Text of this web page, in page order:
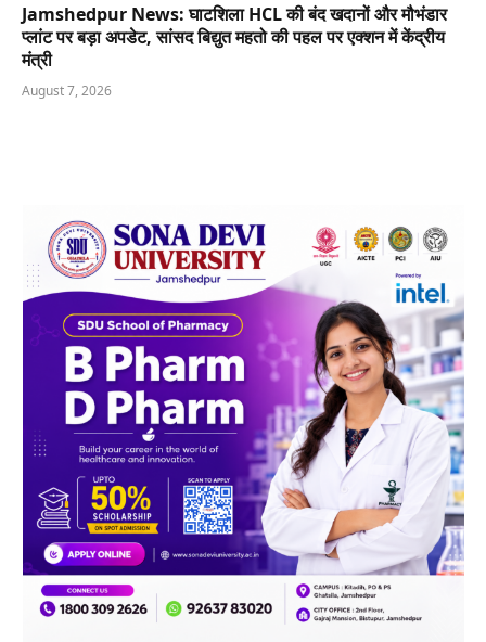
Jamshedpur News: घाटशिला HCL की बंद खदानों और मौभंडार
प्लांट पर बड़ा अपडेट, सांसद बिद्युत महतो की पहल पर एक्शन में केंद्रीय
मंत्री
August 7, 2026